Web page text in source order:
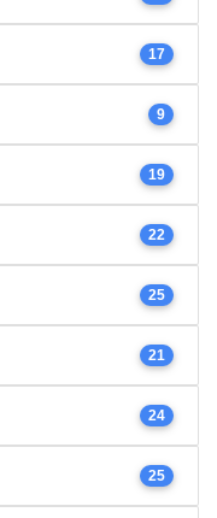
17
9
19
22
25
21
24
25